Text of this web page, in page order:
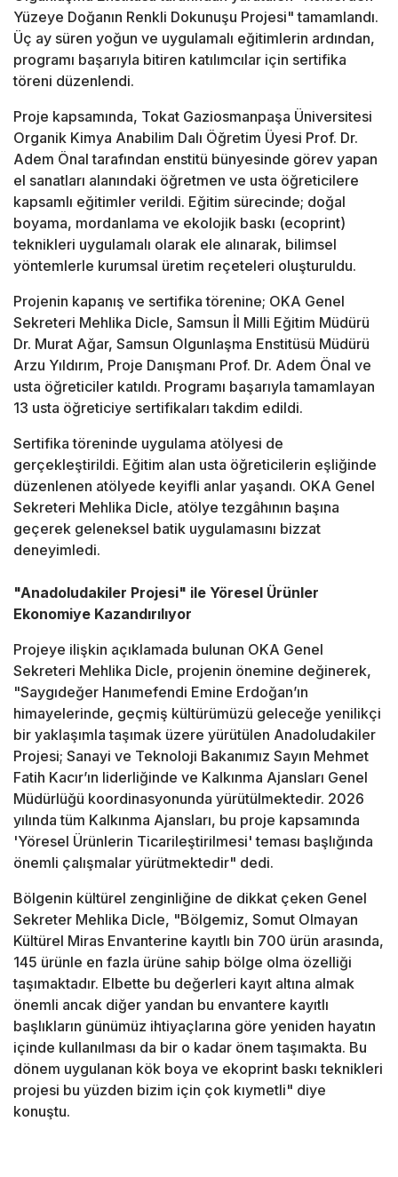
Yüzeye Doğanın Renkli Dokunuşu Projesi" tamamlandı.
Üç ay süren yoğun ve uygulamalı eğitimlerin ardından,
programı başarıyla bitiren katılımcılar için sertifika
töreni düzenlendi.
Proje kapsamında, Tokat Gaziosmanpaşa Üniversitesi
Organik Kimya Anabilim Dalı Öğretim Üyesi Prof. Dr.
Adem Önal tarafından enstitü bünyesinde görev yapan
el sanatları alanındaki öğretmen ve usta öğreticilere
kapsamlı eğitimler verildi. Eğitim sürecinde; doğal
boyama, mordanlama ve ekolojik baskı (ecoprint)
teknikleri uygulamalı olarak ele alınarak, bilimsel
yöntemlerle kurumsal üretim reçeteleri oluşturuldu.
Projenin kapanış ve sertifika törenine; OKA Genel
Sekreteri Mehlika Dicle, Samsun İl Milli Eğitim Müdürü
Dr. Murat Ağar, Samsun Olgunlaşma Enstitüsü Müdürü
Arzu Yıldırım, Proje Danışmanı Prof. Dr. Adem Önal ve
usta öğreticiler katıldı. Programı başarıyla tamamlayan
13 usta öğreticiye sertifikaları takdim edildi.
Sertifika töreninde uygulama atölyesi de
gerçekleştirildi. Eğitim alan usta öğreticilerin eşliğinde
düzenlenen atölyede keyifli anlar yaşandı. OKA Genel
Sekreteri Mehlika Dicle, atölye tezgâhının başına
geçerek geleneksel batik uygulamasını bizzat
deneyimledi.
"Anadoludakiler Projesi" ile Yöresel Ürünler
Ekonomiye Kazandırılıyor
Projeye ilişkin açıklamada bulunan OKA Genel
Sekreteri Mehlika Dicle, projenin önemine değinerek,
"Saygıdeğer Hanımefendi Emine Erdoğan’ın
himayelerinde, geçmiş kültürümüzü geleceğe yenilikçi
bir yaklaşımla taşımak üzere yürütülen Anadoludakiler
Projesi; Sanayi ve Teknoloji Bakanımız Sayın Mehmet
Fatih Kacır’ın liderliğinde ve Kalkınma Ajansları Genel
Müdürlüğü koordinasyonunda yürütülmektedir. 2026
yılında tüm Kalkınma Ajansları, bu proje kapsamında
'Yöresel Ürünlerin Ticarileştirilmesi' teması başlığında
önemli çalışmalar yürütmektedir" dedi.
Bölgenin kültürel zenginliğine de dikkat çeken Genel
Sekreter Mehlika Dicle, "Bölgemiz, Somut Olmayan
Kültürel Miras Envanterine kayıtlı bin 700 ürün arasında,
145 ürünle en fazla ürüne sahip bölge olma özelliği
taşımaktadır. Elbette bu değerleri kayıt altına almak
önemli ancak diğer yandan bu envantere kayıtlı
başlıkların günümüz ihtiyaçlarına göre yeniden hayatın
içinde kullanılması da bir o kadar önem taşımakta. Bu
dönem uygulanan kök boya ve ekoprint baskı teknikleri
projesi bu yüzden bizim için çok kıymetli" diye
konuştu.